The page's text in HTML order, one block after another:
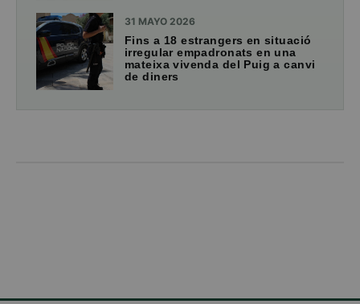
31 MAYO 2026
Fins a 18 estrangers en situació
irregular empadronats en una
mateixa vivenda del Puig a canvi
de diners